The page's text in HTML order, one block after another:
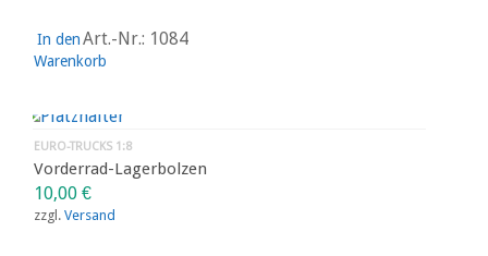
In den
Warenkorb
Art.-Nr.: 1084
EURO-TRUCKS 1:8
Vorderrad-Lagerbolzen
10,00 €
zzgl. Versand